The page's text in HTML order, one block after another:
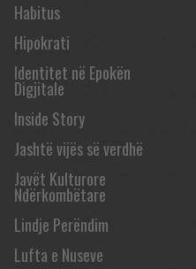
Habitus
Hipokrati
Identitet në Epokën
Digjitale
Inside Story
Jashtë vijës së verdhë
Javët Kulturore
Ndërkombëtare
Lindje Perëndim
Lufta e Nuseve